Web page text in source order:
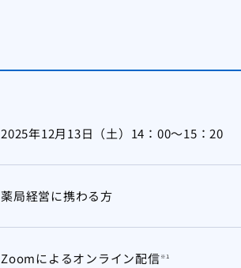
2025年12月13日（土）14：00～15：20
薬局経営に携わる方
Zoomによるオンライン配信 ※１